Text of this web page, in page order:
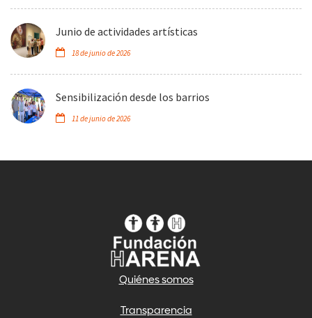
Junio de actividades artísticas
18 de junio de 2026
Sensibilización desde los barrios
11 de junio de 2026
Quiénes somos
Transparencia